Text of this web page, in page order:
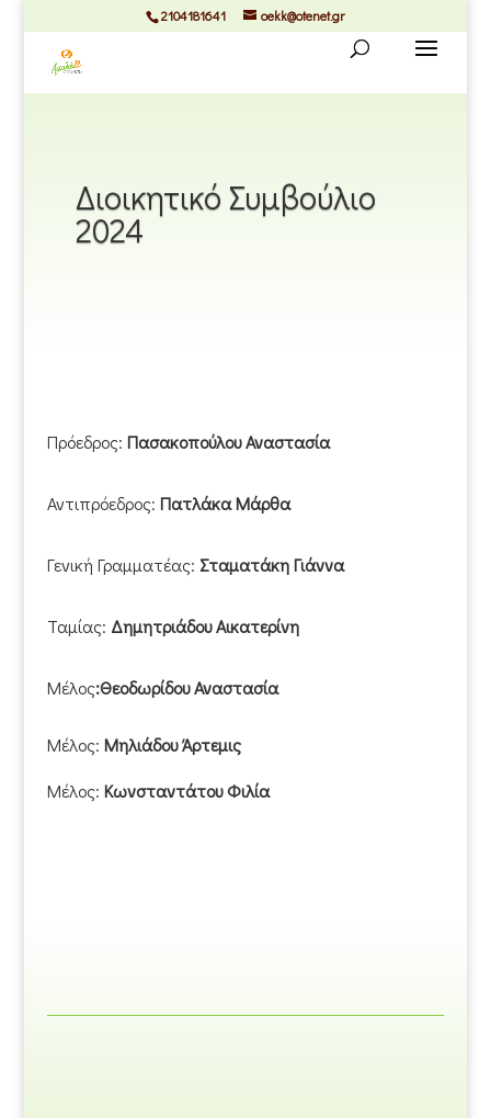
2104181641 oekk@otenet.gr
Διοικητικό Συμβούλιο
2024
Πρόεδρος: Πασακοπούλου Αναστασία
Αντιπρόεδρος: Πατλάκα Μάρθα
Γενική Γραμματέας: Σταματάκη Γιάννα
Ταμίας: Δημητριάδου Αικατερίνη
Μέλος:Θεοδωρίδου Αναστασία
Μέλος: Μηλιάδου Άρτεμις
Μέλος: Κωνσταντάτου Φιλία